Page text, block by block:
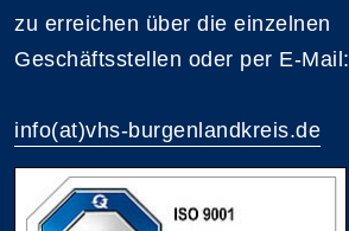
zu erreichen über die einzelnen
Geschäftsstellen oder per E-Mail:
info(at)vhs-burgenlandkreis.de